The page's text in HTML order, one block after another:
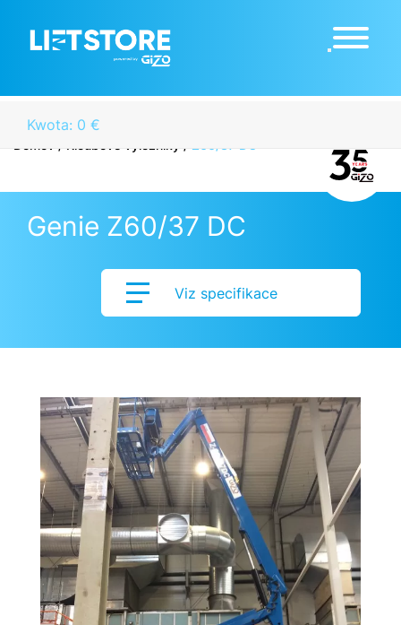
Kwota: 0 €
Genie Z60/37 DC
Viz specifikace